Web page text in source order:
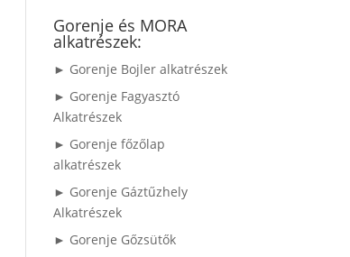
Gorenje és MORA
alkatrészek:
► Gorenje Bojler alkatrészek
► Gorenje Fagyasztó
Alkatrészek
► Gorenje főzőlap
alkatrészek
► Gorenje Gáztűzhely
Alkatrészek
► Gorenje Gőzsütők